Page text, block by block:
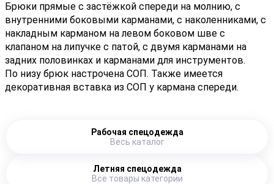
Брюки прямые с застёжкой спереди на молнию, с
внутренними боковыми карманами, с наколенниками, с
накладным карманом на левом боковом шве с
клапаном на липучке с патой, с двумя карманами на
задних половинках и карманами для инструментов.
По низу брюк настрочена СОП. Также имеется
декоративная вставка из СОП у кармана спереди.
Рабочая спецодежда
Весь каталог
Летняя спецодежда
Все товары категории